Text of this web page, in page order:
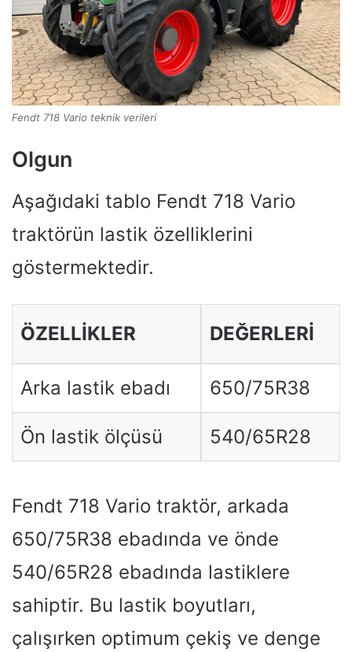
Fendt 718 Vario teknik verileri
Olgun
Aşağıdaki tablo Fendt 718 Vario
traktörün lastik özelliklerini
göstermektedir.
ÖZELLIKLER DEĞERLERI
Arka lastik ebadı 650/75R38
Ön lastik ölçüsü 540/65R28
Fendt 718 Vario traktör, arkada
650/75R38 ebadında ve önde
540/65R28 ebadında lastiklere
sahiptir. Bu lastik boyutları,
çalışırken optimum çekiş ve denge